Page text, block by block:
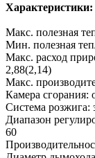
Характеристики:
Макс. полезная
Мин. полезная
Макс. расход
2,88(2,14)
Макс.
Камера сгорания:
Система розжига:
Диапазон
60